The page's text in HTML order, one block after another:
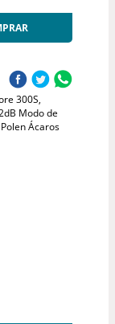
300S,
Modo de
Ácaros